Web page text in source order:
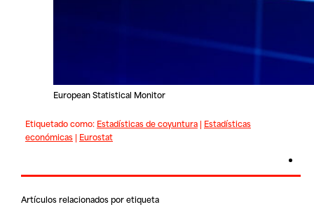
European Statistical Monitor
Etiquetado como: Estadísticas de coyuntura| Estadísticas
económicas| Eurostat
Artículos relacionados por etiqueta